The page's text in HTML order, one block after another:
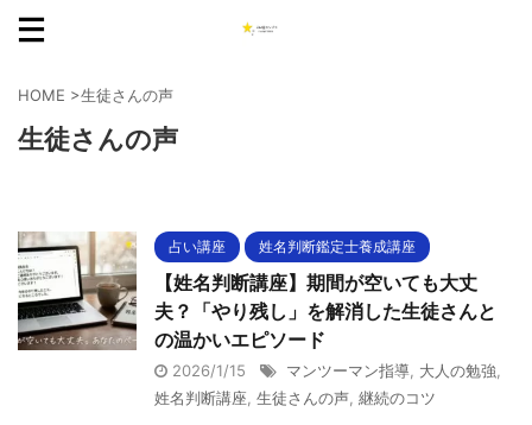
HOME >生徒さんの声
生徒さんの声
占い講座 姓名判断鑑定士養成講座
【姓名判断講座】期間が空いても大丈
夫？「やり残し」を解消した生徒さんと
の温かいエピソード
2026/1/15 マンツーマン指導 大人の勉強
姓名判断講座 生徒さんの声 継続のコツ